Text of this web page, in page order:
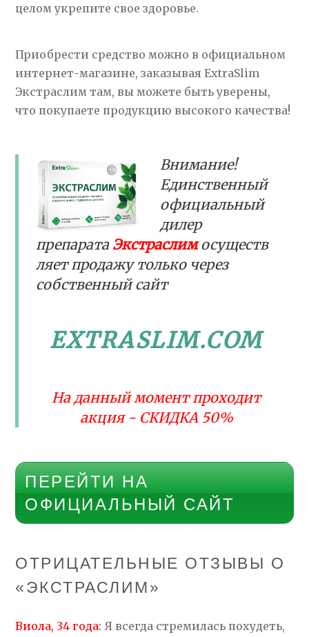
целом укрепите свое здоровье.
Приобрести средство можно в официальном
интернет-магазине, заказывая ExtraSlim
Экстраслим там, вы можете быть уверены,
что покупаете продукцию высокого качества!
Внимание!
Единственный
официальный
дилер
препарата Экстраслим осуществ
ляет продажу только через
собственный сайт
EXTRASLIM.COM
На данный момент проходит
акция - СКИДКА 50%
ПЕРЕЙТИ НА
ОФИЦИАЛЬНЫЙ САЙТ
ОТРИЦАТЕЛЬНЫЕ ОТЗЫВЫ О
«ЭКСТРАСЛИМ»
Виола, 34 года:Я всегда стремилась похудеть,